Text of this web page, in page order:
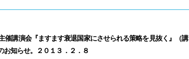
講演会『ますます衰退国家にさせられる策略を見抜く』（講
お知らせ。２０１３．２．８